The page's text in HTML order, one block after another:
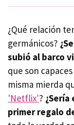
¿Qué relación
germánicos?
subió al barco
que son
misma mierda
'Netflix'?
primer regalo